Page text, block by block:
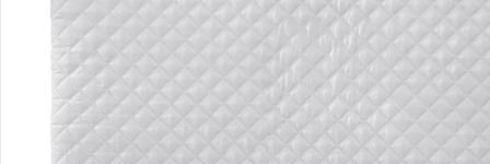
Gutscheine & Aktionen
Kontakt & Service